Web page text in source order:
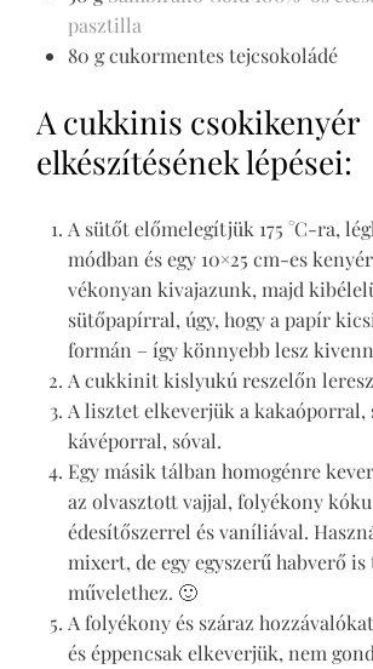
pasztilla
80 g cukormentes tejcsokoládé
A cukkinis csokikenyér
elkészítésének lépései:
A sütőt előmelegítjük 175 °C-ra,
módban és egy 10×25 cm-es
vékonyan kivajazunk, majd
sütőpapírral, úgy, hogy a papír
formán – így könnyebb lesz
A cukkinit kislyukú reszelőn
A lisztet elkeverjük a
kávéporral, sóval.
Egy másik tálban homogénre
az olvasztott vajjal, folyékony
édesítőszerrel és vaníliával.
mixert, de egy egyszerű habverő is
művelethez. 🙂
A folyékony és száraz
és éppencsak elkeverjük, nem